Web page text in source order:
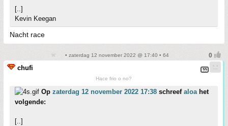
[..]
Kevin Keegan
Nacht race
• zaterdag 12 november 2022 @ 17:40 • 64
chufi
Hace frio o no?
Op zaterdag 12 november 2022 17:38 schreef aloahet
volgende:
[..]